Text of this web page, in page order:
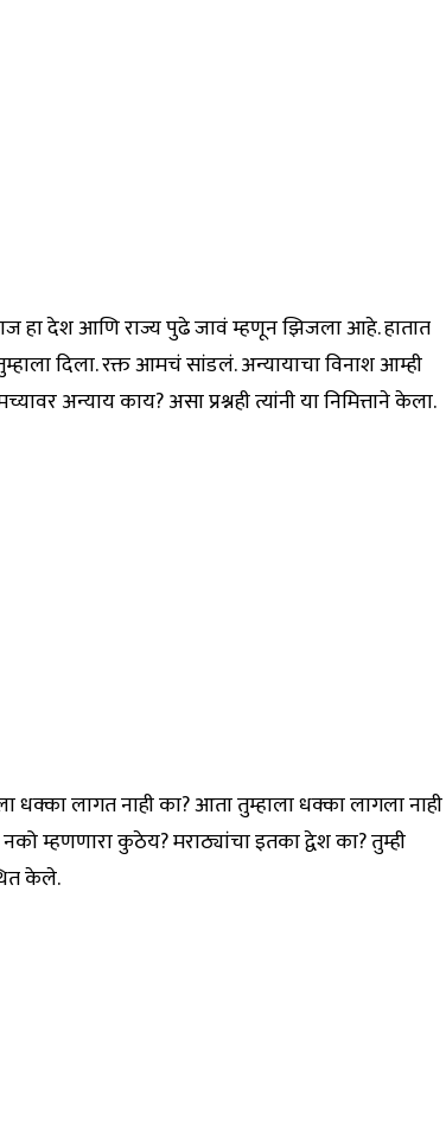
हा देश आणि राज्य पुढे जावं म्हणून झिजला आहे. हातात
दिला. रक्त आमचं सांडलं. अन्यायाचा विनाश आम्ही
अन्याय काय? असा प्रश्नही त्यांनी या निमित्ताने केला.
धक्का लागत नाही का? आता तुम्हाला धक्का लागला नाही
म्हणणारा कुठेय? मराठ्यांचा इतका द्वेश का? तुम्ही
केले.